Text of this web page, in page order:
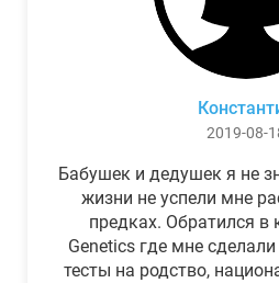
2019-08-
Бабушек и дедушек я не
жизни не успели мне
предках. Обратился
Genetics где мне
тесты на родство,